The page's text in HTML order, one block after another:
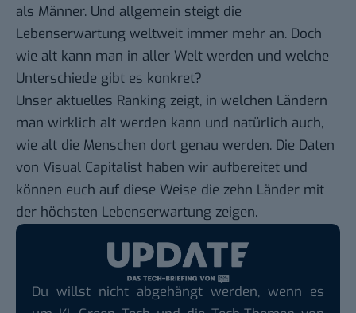
als Männer. Und allgemein steigt die
Lebenserwartung weltweit immer mehr an. Doch
wie alt kann man in aller Welt werden und welche
Unterschiede gibt es konkret?
Unser aktuelles Ranking zeigt, in welchen Ländern
man wirklich alt werden kann und natürlich auch,
wie alt die Menschen dort genau werden. Die Daten
von Visual Capitalist haben wir aufbereitet und
können euch auf diese Weise die zehn Länder mit
der höchsten Lebenserwartung zeigen.
Du willst nicht abgehängt werden, wenn es